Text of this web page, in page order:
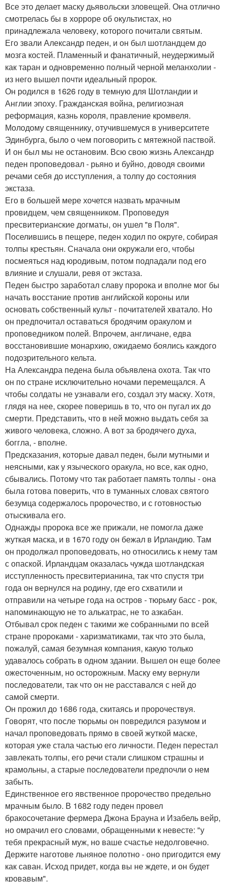
Все это делает маску дьявольски зловещей. Она отлично
смотрелась бы в хорроре об окультистах, но
принадлежала человеку, которого почитали святым.
Его звали Александр педен, и он был шотландцем до
мозга костей. Пламенный и фанатичный, неудержимый
как таран и одновременно полный черной меланхолии -
из него вышел почти идеальный пророк.
Он родился в 1626 году в темную для Шотландии и
Англии эпоху. Гражданская война, религиозная
реформация, казнь короля, правление кромвеля.
Молодому священнику, отучившемуся в университете
Эдинбурга, было о чем поговорить с мятежной паствой.
И он был мы не остановим. Всю свою жизнь Александр
педен проповедовал - рьяно и буйно, доводя своими
речами себя до исступления, а толпу до состояния
экстаза.
Его в большей мере хочется назвать мрачным
провидцем, чем священником. Проповедуя
пресвитерианские догматы, он ушел "в Поля".
Поселившись в пещере, педен ходил по округе, собирая
толпы крестьян. Сначала они окружали его, чтобы
посмеяться над юродивым, потом подпадали под его
влияние и слушали, ревя от экстаза.
Педен быстро заработал славу пророка и вполне мог бы
начать восстание против английской короны или
основать собственный культ - почитателей хватало. Но
он предпочитал оставаться бродячим оракулом и
проповедником полей. Впрочем, англичане, едва
восстановившие монархию, ожидаемо боялись каждого
подозрительного кельта.
На Александра педена была объявлена охота. Так что
он по стране исключительно ночами перемещался. А
чтобы солдаты не узнавали его, создал эту маску. Хотя,
глядя на нее, скорее поверишь в то, что он пугал их до
смерти. Представить, что в ней можно выдать себя за
живого человека, сложно. А вот за бродячего духа,
боггла, - вполне.
Предсказания, которые давал педен, были мутными и
неясными, как у языческого оракула, но все, как одно,
сбывались. Потому что так работает память толпы - она
была готова поверить, что в туманных словах святого
безумца содержалось пророчество, и с готовностью
отыскивала его.
Однажды пророка все же прижали, не помогла даже
жуткая маска, и в 1670 году он бежал в Ирландию. Там
он продолжал проповедовать, но относились к нему там
с опаской. Ирландцам оказалась чужда шотландская
исступленность пресвитерианина, так что спустя три
года он вернулся на родину, где его схватили и
отправили на четыре года на остров - тюрьму басс - рок,
напоминающую не то алькатрас, не то азкабан.
Отбывал срок педен с такими же собранными по всей
стране пророками - харизматиками, так что это была,
пожалуй, самая безумная компания, какую только
удавалось собрать в одном здании. Вышел он еще более
ожесточенным, но осторожным. Маску ему вернули
последователи, так что он не расставался с ней до
самой смерти.
Он прожил до 1686 года, скитаясь и пророчествуя.
Говорят, что после тюрьмы он повредился разумом и
начал проповедовать прямо в своей жуткой маске,
которая уже стала частью его личности. Педен перестал
завлекать толпы, его речи стали слишком страшны и
крамольны, а старые последователи предпочли о нем
забыть.
Единственное его явственное пророчество предельно
мрачным было. В 1682 году педен провел
бракосочетание фермера Джона Брауна и Изабель вейр,
но омрачил его словами, обращенными к невесте: "у
тебя прекрасный муж, но ваше счастье недолговечно.
Держите наготове льняное полотно - оно пригодится ему
как саван. Исход придет, когда вы не ждете, и он будет
кровавым".